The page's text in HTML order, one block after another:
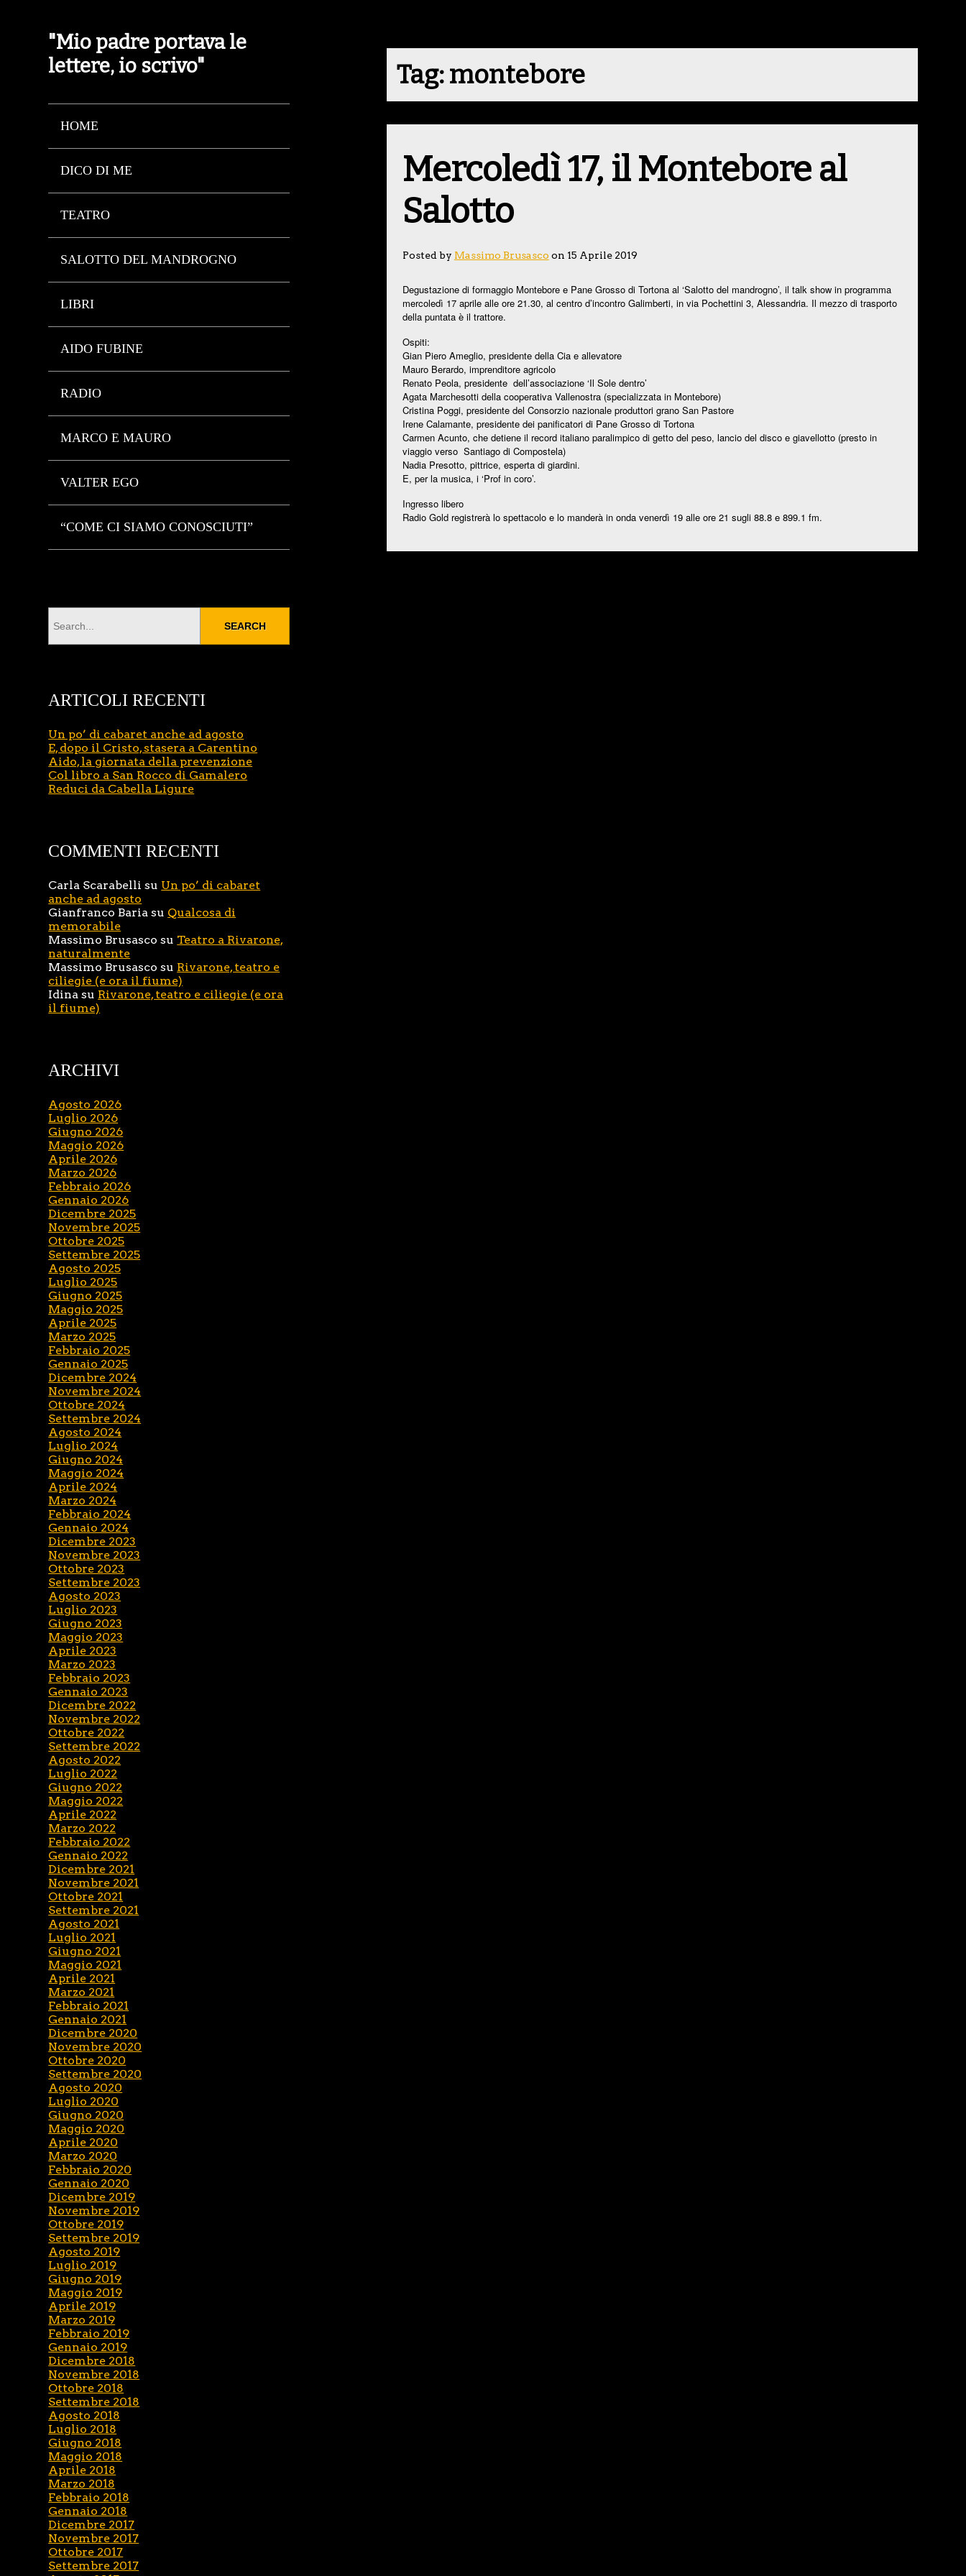
"Mio padre portava le
lettere, io scrivo"
HOME
DICO DI ME
TEATRO
SALOTTO DEL MANDROGNO
LIBRI
AIDO FUBINE
RADIO
MARCO E MAURO
VALTER EGO
“COME CI SIAMO CONOSCIUTI”
Tag:montebore
Mercoledì 17, il Montebore al
Salotto
Posted by Massimo Brusasco on 15 Aprile 2019
Degustazione di formaggio Montebore e Pane Grosso di Tortona al ‘Salotto del mandrogno’, il talk show in programma
mercoledì 17 aprile alle ore 21.30, al centro d’incontro Galimberti, in via Pochettini 3, Alessandria. Il mezzo di trasporto
della puntata è il trattore.
Ospiti:
Gian Piero Ameglio, presidente della Cia e allevatore
Mauro Berardo, imprenditore agricolo
Renato Peola, presidente dell’associazione ‘Il Sole dentro’
Agata Marchesotti della cooperativa Vallenostra (specializzata in Montebore)
Cristina Poggi, presidente del Consorzio nazionale produttori grano San Pastore
Irene Calamante, presidente dei panificatori di Pane Grosso di Tortona
Carmen Acunto, che detiene il record italiano paralimpico di getto del peso, lancio del disco e giavellotto (presto in
viaggio verso Santiago di Compostela)
Nadia Presotto, pittrice, esperta di giardini.
E, per la musica, i ‘Prof in coro’.
Ingresso libero
Radio Gold registrerà lo spettacolo e lo manderà in onda venerdì 19 alle ore 21 sugli 88.8 e 899.1 fm.
ARTICOLI RECENTI
Un po’ di cabaret anche ad agosto
E, dopo il Cristo, stasera a Carentino
Aido, la giornata della prevenzione
Col libro a San Rocco di Gamalero
Reduci da Cabella Ligure
COMMENTI RECENTI
Carla Scarabelli su Un po’ di cabaret
anche ad agosto
Gianfranco Baria su Qualcosa di
memorabile
Massimo Brusasco su Teatro a Rivarone,
naturalmente
Massimo Brusasco su Rivarone, teatro e
ciliegie (e ora il fiume)
Idina su Rivarone, teatro e ciliegie (e ora
il fiume)
ARCHIVI
Agosto 2026
Luglio 2026
Giugno 2026
Maggio 2026
Aprile 2026
Marzo 2026
Febbraio 2026
Gennaio 2026
Dicembre 2025
Novembre 2025
Ottobre 2025
Settembre 2025
Agosto 2025
Luglio 2025
Giugno 2025
Maggio 2025
Aprile 2025
Marzo 2025
Febbraio 2025
Gennaio 2025
Dicembre 2024
Novembre 2024
Ottobre 2024
Settembre 2024
Agosto 2024
Luglio 2024
Giugno 2024
Maggio 2024
Aprile 2024
Marzo 2024
Febbraio 2024
Gennaio 2024
Dicembre 2023
Novembre 2023
Ottobre 2023
Settembre 2023
Agosto 2023
Luglio 2023
Giugno 2023
Maggio 2023
Aprile 2023
Marzo 2023
Febbraio 2023
Gennaio 2023
Dicembre 2022
Novembre 2022
Ottobre 2022
Settembre 2022
Agosto 2022
Luglio 2022
Giugno 2022
Maggio 2022
Aprile 2022
Marzo 2022
Febbraio 2022
Gennaio 2022
Dicembre 2021
Novembre 2021
Ottobre 2021
Settembre 2021
Agosto 2021
Luglio 2021
Giugno 2021
Maggio 2021
Aprile 2021
Marzo 2021
Febbraio 2021
Gennaio 2021
Dicembre 2020
Novembre 2020
Ottobre 2020
Settembre 2020
Agosto 2020
Luglio 2020
Giugno 2020
Maggio 2020
Aprile 2020
Marzo 2020
Febbraio 2020
Gennaio 2020
Dicembre 2019
Novembre 2019
Ottobre 2019
Settembre 2019
Agosto 2019
Luglio 2019
Giugno 2019
Maggio 2019
Aprile 2019
Marzo 2019
Febbraio 2019
Gennaio 2019
Dicembre 2018
Novembre 2018
Ottobre 2018
Settembre 2018
Agosto 2018
Luglio 2018
Giugno 2018
Maggio 2018
Aprile 2018
Marzo 2018
Febbraio 2018
Gennaio 2018
Dicembre 2017
Novembre 2017
Ottobre 2017
Settembre 2017